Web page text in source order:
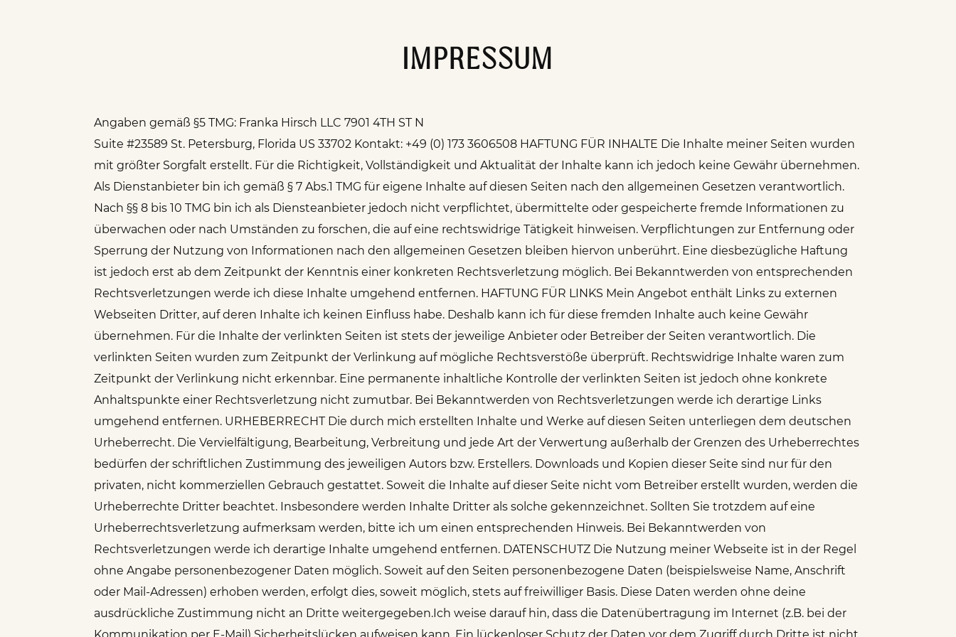
IMPRESSUM
Angaben gemäß §5 TMG: Franka Hirsch LLC 7901 4TH ST N
Suite #23589 St. Petersburg, Florida US 33702 Kontakt: +49 (0) 173 3606508 HAFTUNG FÜR INHALTE Die Inhalte meiner Seiten wurden
mit größter Sorgfalt erstellt. Für die Richtigkeit, Vollständigkeit und Aktualität der Inhalte kann ich jedoch keine Gewähr übernehmen.
Als Dienstanbieter bin ich gemäß § 7 Abs.1 TMG für eigene Inhalte auf diesen Seiten nach den allgemeinen Gesetzen verantwortlich.
Nach §§ 8 bis 10 TMG bin ich als Diensteanbieter jedoch nicht verpflichtet, übermittelte oder gespeicherte fremde Informationen zu
überwachen oder nach Umständen zu forschen, die auf eine rechtswidrige Tätigkeit hinweisen. Verpflichtungen zur Entfernung oder
Sperrung der Nutzung von Informationen nach den allgemeinen Gesetzen bleiben hiervon unberührt. Eine diesbezügliche Haftung
ist jedoch erst ab dem Zeitpunkt der Kenntnis einer konkreten Rechtsverletzung möglich. Bei Bekanntwerden von entsprechenden
Rechtsverletzungen werde ich diese Inhalte umgehend entfernen. HAFTUNG FÜR LINKS Mein Angebot enthält Links zu externen
Webseiten Dritter, auf deren Inhalte ich keinen Einfluss habe. Deshalb kann ich für diese fremden Inhalte auch keine Gewähr
übernehmen. Für die Inhalte der verlinkten Seiten ist stets der jeweilige Anbieter oder Betreiber der Seiten verantwortlich. Die
verlinkten Seiten wurden zum Zeitpunkt der Verlinkung auf mögliche Rechtsverstöße überprüft. Rechtswidrige Inhalte waren zum
Zeitpunkt der Verlinkung nicht erkennbar. Eine permanente inhaltliche Kontrolle der verlinkten Seiten ist jedoch ohne konkrete
Anhaltspunkte einer Rechtsverletzung nicht zumutbar. Bei Bekanntwerden von Rechtsverletzungen werde ich derartige Links
umgehend entfernen. URHEBERRECHT Die durch mich erstellten Inhalte und Werke auf diesen Seiten unterliegen dem deutschen
Urheberrecht. Die Vervielfältigung, Bearbeitung, Verbreitung und jede Art der Verwertung außerhalb der Grenzen des Urheberrechtes
bedürfen der schriftlichen Zustimmung des jeweiligen Autors bzw. Erstellers. Downloads und Kopien dieser Seite sind nur für den
privaten, nicht kommerziellen Gebrauch gestattet. Soweit die Inhalte auf dieser Seite nicht vom Betreiber erstellt wurden, werden die
Urheberrechte Dritter beachtet. Insbesondere werden Inhalte Dritter als solche gekennzeichnet. Sollten Sie trotzdem auf eine
Urheberrechtsverletzung aufmerksam werden, bitte ich um einen entsprechenden Hinweis. Bei Bekanntwerden von
Rechtsverletzungen werde ich derartige Inhalte umgehend entfernen. DATENSCHUTZ Die Nutzung meiner Webseite ist in der Regel
ohne Angabe personenbezogener Daten möglich. Soweit auf den Seiten personenbezogene Daten (beispielsweise Name, Anschrift
oder Mail-Adressen) erhoben werden, erfolgt dies, soweit möglich, stets auf freiwilliger Basis. Diese Daten werden ohne deine
ausdrückliche Zustimmung nicht an Dritte weitergegeben.Ich weise darauf hin, dass die Datenübertragung im Internet (z.B. bei der